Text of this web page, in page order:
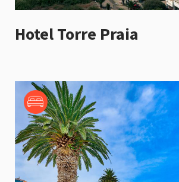
Hotel Torre Praia